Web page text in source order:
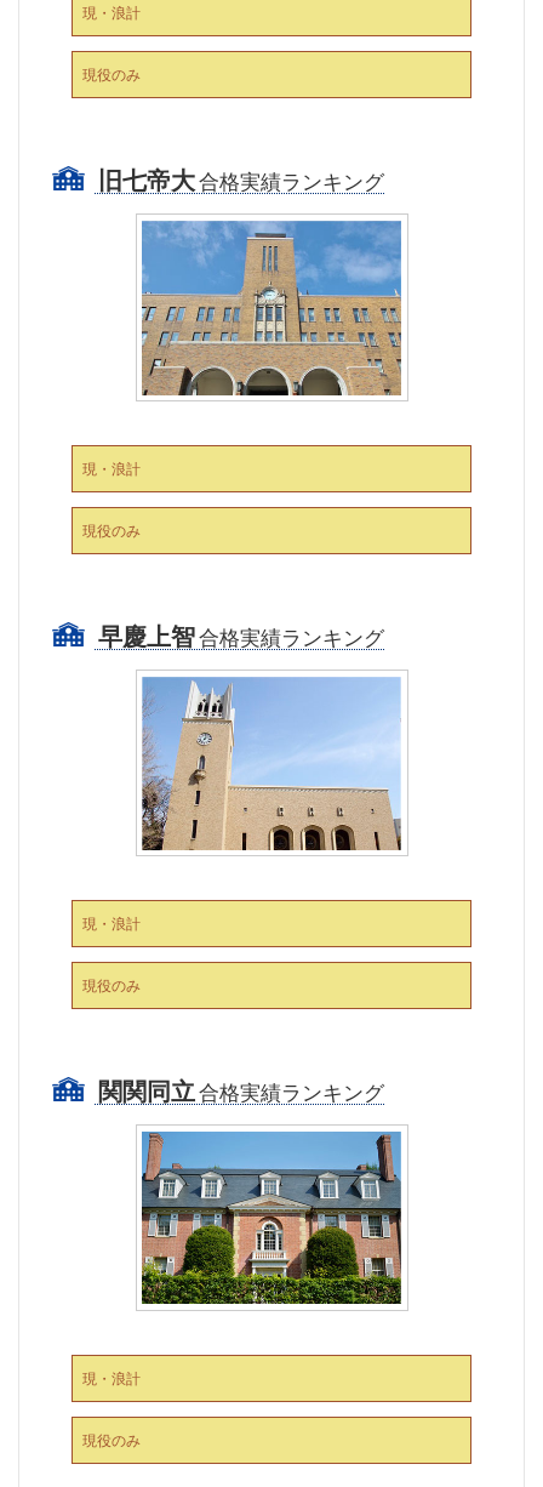
現・浪計
現役のみ
旧七帝大合格実績ランキング
現・浪計
現役のみ
早慶上智合格実績ランキング
現・浪計
現役のみ
関関同立合格実績ランキング
現・浪計
現役のみ